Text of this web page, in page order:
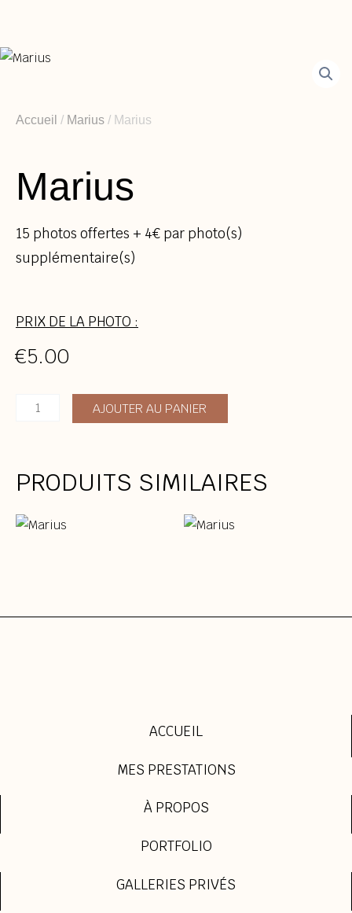
contenu
Accueil / Marius / Marius
Marius
15 photos offertes + 4€ par photo(s)
supplémentaire(s)
PRIX DE LA PHOTO :
€5.00
quantité
AJOUTER AU PANIER
PRODUITS SIMILAIRES
ACCUEIL
MES PRESTATIONS
À PROPOS
PORTFOLIO
GALLERIES PRIVÉS